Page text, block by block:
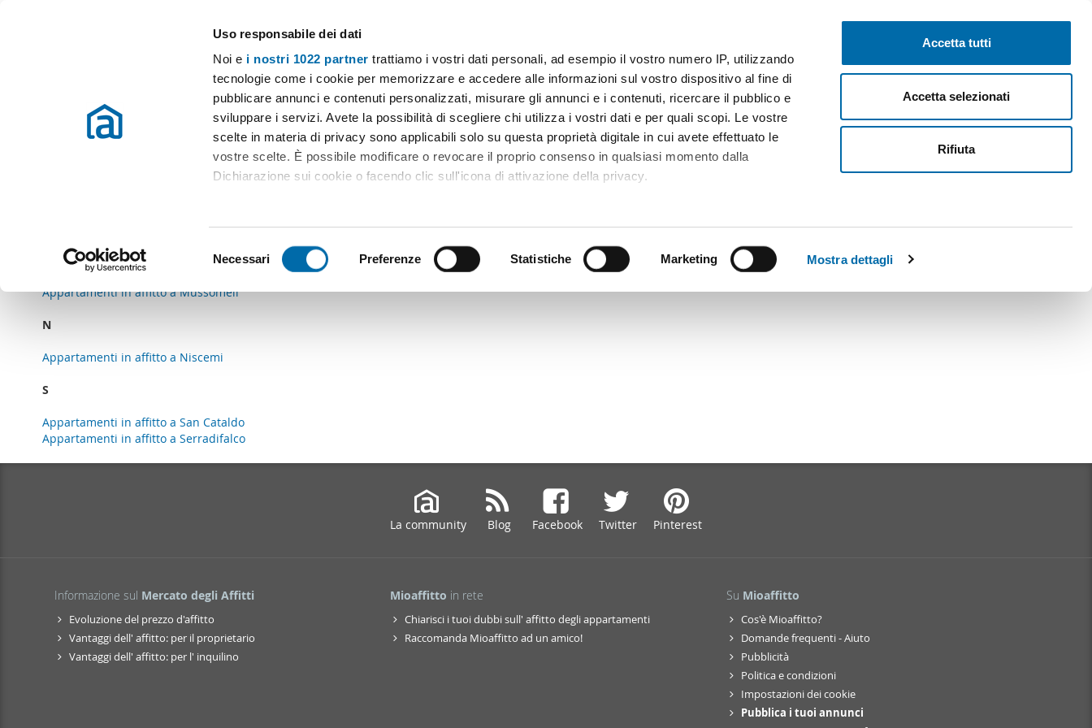
Uso responsabile dei dati
Noi e i nostri 1022 partner trattiamo i vostri dati personali, ad esempio il vostro numero IP, utilizzando
tecnologie come i cookie per memorizzare e accedere alle informazioni sul vostro dispositivo al fine di
pubblicare annunci e contenuti personalizzati, misurare gli annunci e i contenuti, ricercare il pubblico e
sviluppare i servizi. Avete la possibilità di scegliere chi utilizza i vostri dati e per quali scopi. Le vostre
scelte in materia di privacy sono applicabili solo su questa proprietà digitale in cui avete effettuato le
vostre scelte. È possibile modificare o revocare il proprio consenso in qualsiasi momento dalla
Dichiarazione sui cookie o facendo clic sull'icona di attivazione della privacy.
Identificare il tuo dispositivo, scansionandolo attivamente alla ricerca di caratteristiche specifiche
(impronte digitali).
Approfondisci come vengono elaborati i tuoi dati personali e imposta le tue preferenze nella
Utilizziamo i cookie per personalizzare contenuti ed annunci, per fornire funzionalità dei social media e
combinarle con altre informazioni che ha fornito loro o che hanno raccolto dal suo utilizzo dei loro
servizi.
e
o
d
e
l
s
o
Necessari Preferenze Statistiche Marketing Mostra dettagli
Accetta tutti
Accetta selezionati
Rifiuta
Case e appartamenti in affitto in tutta Italia
Pubblica gratis Inizia sessione
Immobili in affitto in provincia di Caltanissetta
Appartamenti in affitto a Caltanissetta
Appartamenti in affitto a Mussomeli
N
Appartamenti in affitto a Niscemi
S
Appartamenti in affitto a San Cataldo
Appartamenti in affitto a Serradifalco
La community Blog Facebook Twitter Pinterest
Informazione sul Mercato degli Affitti
Evoluzione del prezzo d'affitto
Vantaggi dell' affitto: per il proprietario
Vantaggi dell' affitto: per l' inquilino
Mioaffitto in rete
Chiarisci i tuoi dubbi sull' affitto degli appartamenti
Raccomanda Mioaffitto ad un amico!
Su Mioaffitto
Cos'è Mioaffitto?
Domande frequenti - Aiuto
Pubblicità
Politica e condizioni
Impostazioni dei cookie
Pubblica i tuoi annunci